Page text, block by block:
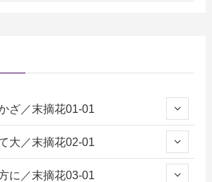
ざ／末摘花01-01
大／末摘花02-01
に／末摘花03-01